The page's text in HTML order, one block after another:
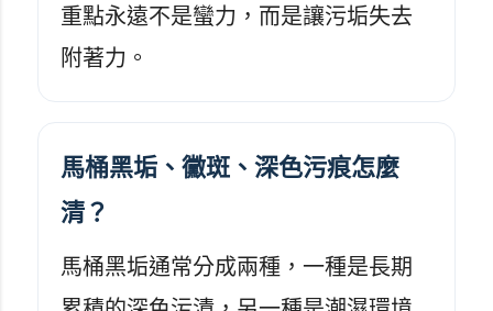
重點永遠不是蠻力，而是讓污垢失去
附著力。
馬桶黑垢、黴斑、深色污痕怎麼
清？
馬桶黑垢通常分成兩種，一種是長期